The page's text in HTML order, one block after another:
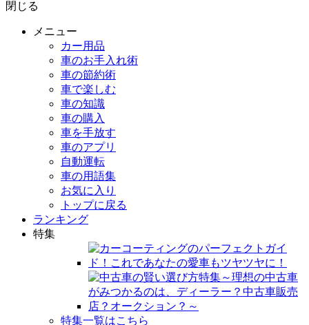
閉じる
メニュー
カー用品
車のお手入れ術
車の節約術
車で楽しむ
車の知識
車の購入
車を手放す
車のアプリ
自動運転
車の用語集
お気に入り
トップに戻る
ランキング
特集
特集一覧はこちら